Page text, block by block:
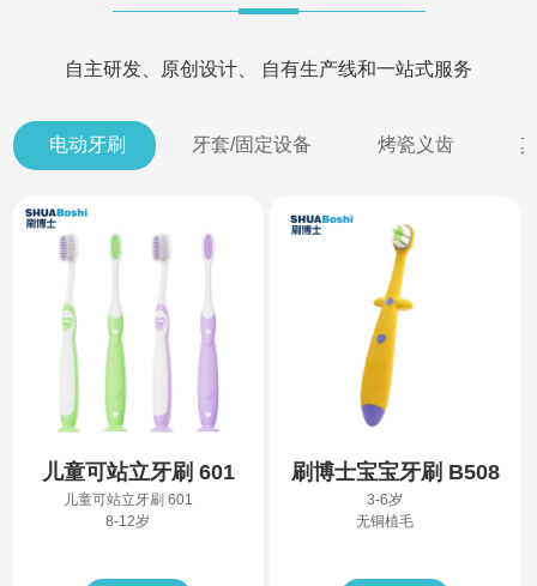
自主研发、原创设计、 自有生产线和一站式服务
电动牙刷 牙套/固定设备 烤瓷义齿
儿童可站立牙刷 601
儿童可站立牙刷 601
8-12岁
刷博士宝宝牙刷 B508
3-6岁
无铜植毛